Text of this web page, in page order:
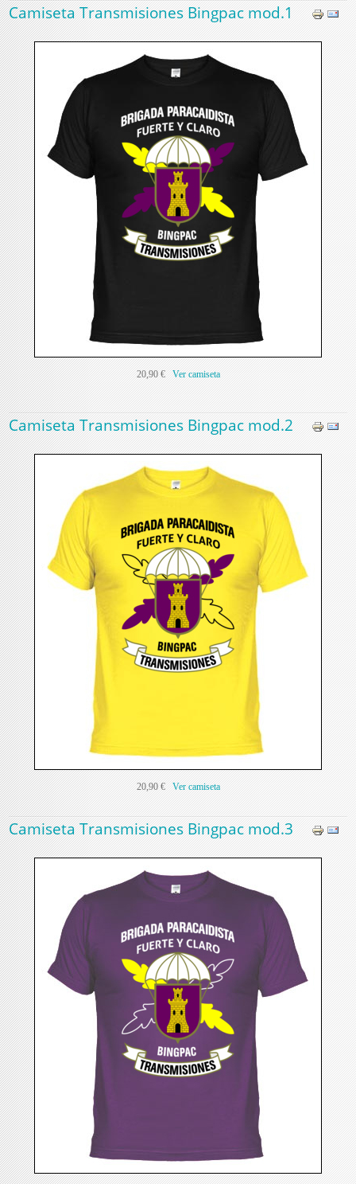
Camiseta Transmisiones Bingpac mod.1
20,90 € Ver camiseta
Camiseta Transmisiones Bingpac mod.2
20,90 € Ver camiseta
Camiseta Transmisiones Bingpac mod.3